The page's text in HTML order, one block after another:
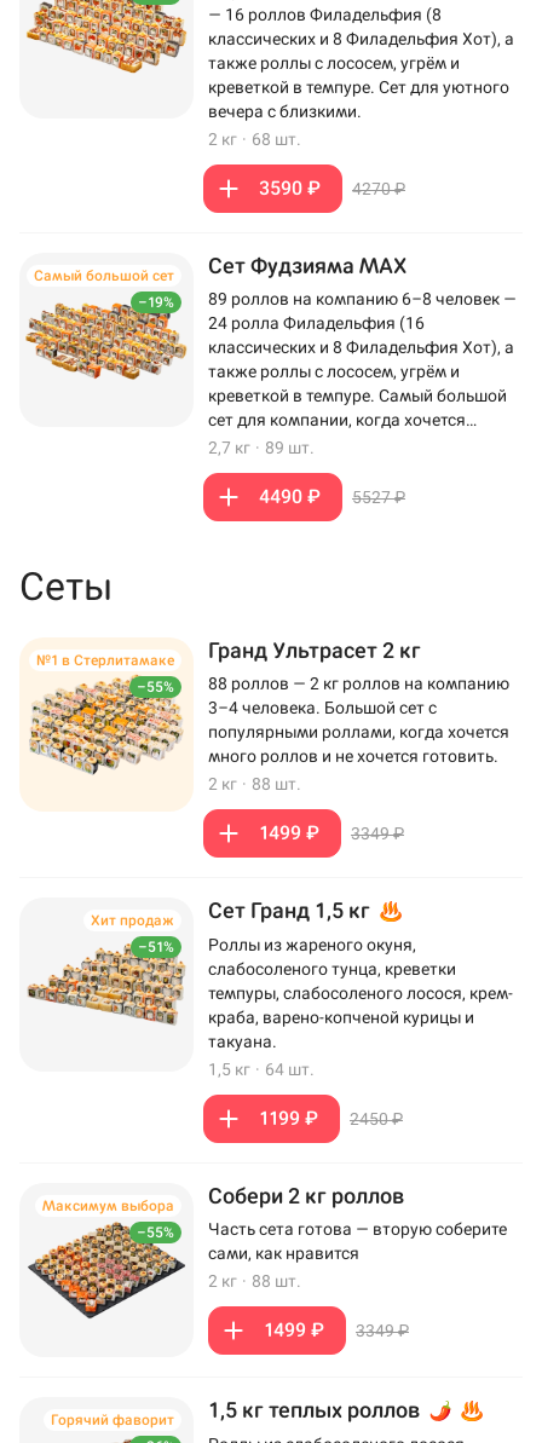
— 16 роллов Филадельфия (8
классических и 8 Филадельфия Хот), а
также роллы с лососем, угрём и
креветкой в темпуре. Сет для уютного
вечера с близкими.
2 кг · 68 шт.
3590 ₽ 4270 ₽
–19%
Самый большой сет Сет Фудзияма MAX
89 роллов на компанию 6–8 человек —
24 ролла Филадельфия (16
классических и 8 Филадельфия Хот), а
также роллы с лососем, угрём и
креветкой в темпуре. Самый большой
сет для компании, когда хочется
максимум роллов на столе.
2,7 кг · 89 шт.
4490 ₽ 5527 ₽
Сеты
–55%
№1 в Стерлитамаке Гранд Ультрасет 2 кг
88 роллов — 2 кг роллов на компанию
3–4 человека. Большой сет с
популярными роллами, когда хочется
много роллов и не хочется готовить.
2 кг · 88 шт.
1499 ₽ 3349 ₽
–51%
Хит продаж Сет Гранд 1,5 кг
Роллы из жареного окуня,
слабосоленого тунца, креветки
темпуры, слабосоленого лосося, крем-
краба, варено-копченой курицы и
такуана.
1,5 кг · 64 шт.
1199 ₽ 2450 ₽
–55%
Максимум выбора Собери 2 кг роллов
Часть сета готова — вторую соберите
сами, как нравится
2 кг · 88 шт.
1499 ₽ 3349 ₽
Горячий фаворит 1,5 кг теплых роллов